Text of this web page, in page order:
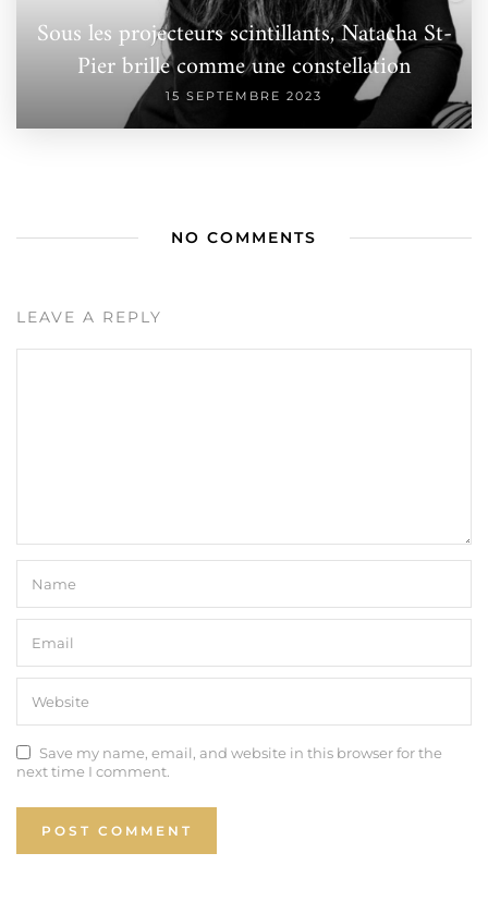
Sous les projecteurs scintillants, Natacha St-
Pier brille comme une constellation
15 SEPTEMBRE 2023
NO COMMENTS
LEAVE A REPLY
Save my name, email, and website in this browser for the
next time I comment.